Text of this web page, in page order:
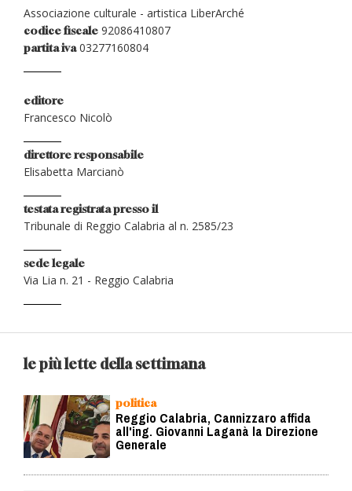
Associazione culturale - artistica LiberArché
codice fiscale 92086410807
partita iva03277160804
editore
Francesco Nicolò
direttore responsabile
Elisabetta Marcianò
testata registrata presso il
Tribunale di Reggio Calabria al n. 2585/23
sede legale
Via Lia n. 21 - Reggio Calabria
le più lette della settimana
politica
Reggio Calabria, Cannizzaro affida
all'ing. Giovanni Laganà la Direzione
Generale